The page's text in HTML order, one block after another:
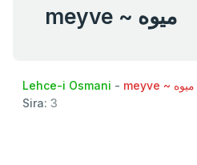
meyve ~ ميوه
Lehce-i Osmani - meyve ~ ميوه
Sira: 3